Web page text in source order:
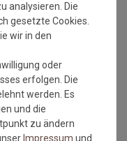
Zahnspachtel
kann der Belag
damit die
empfiehlt sich nach
Hängebuchten
nachgerieben
so lange beschwert
hat (mind. 24
analysieren. Die
gesetzte Cookies.
wir in den
oder
erfolgen. Die
werden. Es
und die
zu ändern
Impressum und